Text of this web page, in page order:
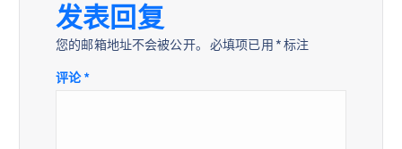
发表回复
您的邮箱地址不会被公开。 必填项已用 *标注
评论*